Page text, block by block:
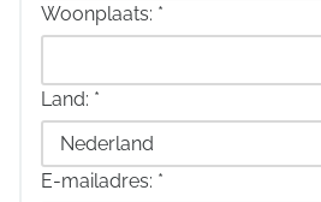
Woonplaats: *
Land: *
E-mailadres: *